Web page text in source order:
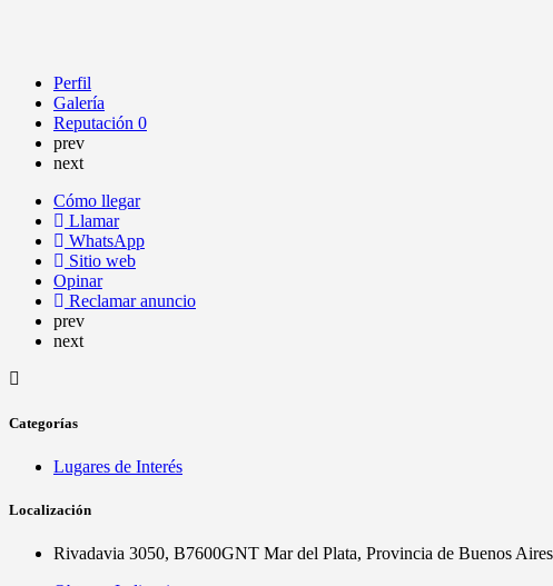
Perfil
Galería
Reputación 0
prev
next
Cómo llegar
Llamar
WhatsApp
Sitio web
Opinar
Reclamar anuncio
prev
next
Categorías
Lugares de Interés
Localización
Rivadavia 3050, B7600GNT Mar del Plata, Provincia de Buenos Aires